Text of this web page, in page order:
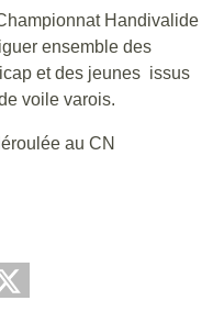
Handivalide
ensemble des
et des jeunes issus
voile varois.
au CN